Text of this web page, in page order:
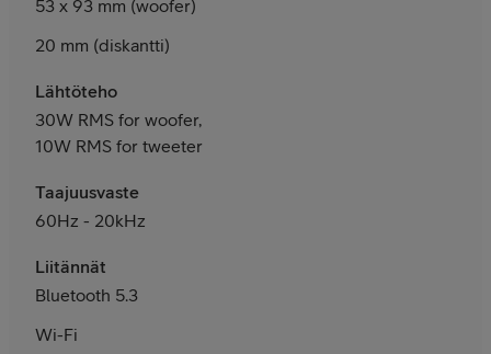
53 x 93 mm (woofer)
20 mm (diskantti)
Lähtöteho
30W RMS for woofer,
10W RMS for tweeter
Taajuusvaste
60Hz - 20kHz
Liitännät
Bluetooth 5.3
Wi-Fi